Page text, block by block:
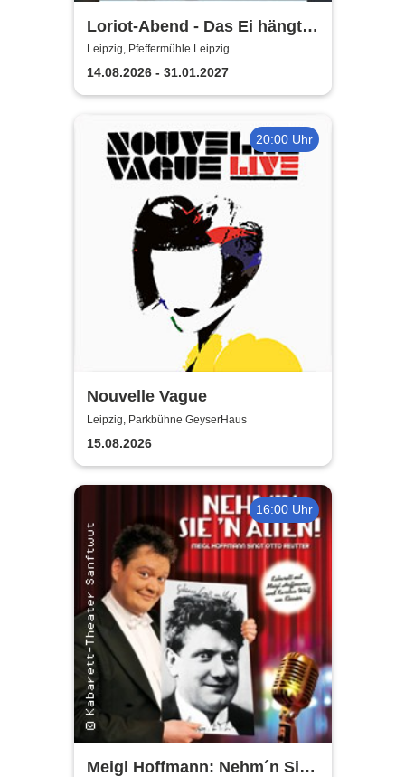
Loriot-Abend - Das Ei hängt
schief | Kabarett Leipziger
Pfeffermühle
Leipzig, Pfeffermühle Leipzig
14.08.2026 - 31.01.2027
20:00 Uhr
Nouvelle Vague
Leipzig, Parkbühne GeyserHaus
15.08.2026
16:00 Uhr
Meigl Hoffmann: Nehm´n Sie